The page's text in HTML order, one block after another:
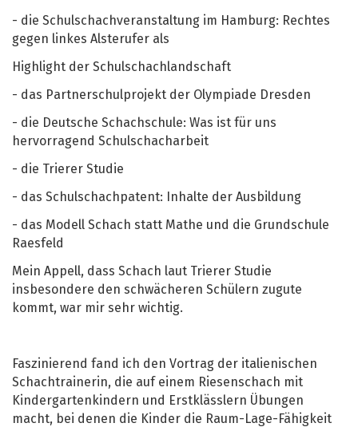
- die Schulschachveranstaltung im Hamburg: Rechtes
gegen linkes Alsterufer als
Highlight der Schulschachlandschaft
- das Partnerschulprojekt der Olympiade Dresden
- die Deutsche Schachschule: Was ist für uns
hervorragend Schulschacharbeit
- die Trierer Studie
- das Schulschachpatent: Inhalte der Ausbildung
- das Modell Schach statt Mathe und die Grundschule
Raesfeld
Mein Appell, dass Schach laut Trierer Studie
insbesondere den schwächeren Schülern zugute
kommt, war mir sehr wichtig.
Faszinierend fand ich den Vortrag der italienischen
Schachtrainerin, die auf einem Riesenschach mit
Kindergartenkindern und Erstklässlern Übungen
macht, bei denen die Kinder die Raum-Lage-Fähigkeit